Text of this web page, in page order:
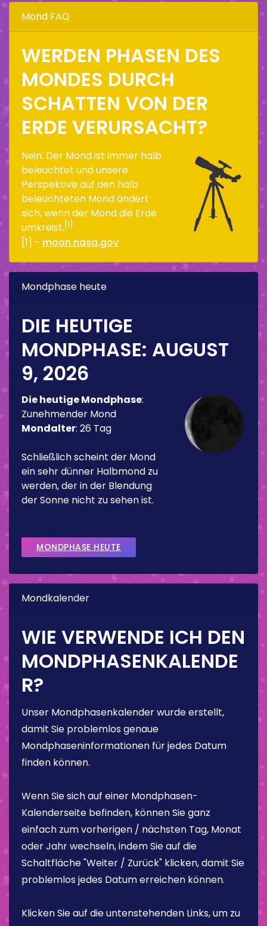
Mond FAQ
WERDEN PHASEN DES
MONDES DURCH
SCHATTEN VON DER
ERDE VERURSACHT?
Nein. Der Mond ist immer halb
beleuchtet und unsere
Perspektive auf den halb
beleuchteten Mond ändert
sich, wenn der Mond die Erde
umkreist. [1]
[1] - moon.nasa.gov
Mondphase heute
DIE HEUTIGE
MONDPHASE: AUGUST
9, 2026
Die heutige Mondphase:
Zunehmender Mond
Mondalter: 26 Tag
Schließlich scheint der Mond
ein sehr dünner Halbmond zu
werden, der in der Blendung
der Sonne nicht zu sehen ist.
MONDPHASE HEUTE
Mondkalender
WIE VERWENDE ICH DEN
MONDPHASENKALENDE
R?
Unser Mondphasenkalender wurde erstellt,
damit Sie problemlos genaue
Mondphaseninformationen für jedes Datum
finden können.
Wenn Sie sich auf einer Mondphasen-
Kalenderseite befinden, können Sie ganz
einfach zum vorherigen / nächsten Tag, Monat
oder Jahr wechseln, indem Sie auf die
Schaltfläche "Weiter / Zurück" klicken, damit Sie
problemlos jedes Datum erreichen können.
Klicken Sie auf die untenstehenden Links, um zu